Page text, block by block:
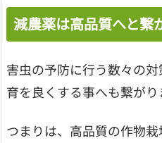
減農薬は高品質へと繋
害虫の予防に行う数々の
育を良くする事へも繋がり
つまりは、高品質の作物